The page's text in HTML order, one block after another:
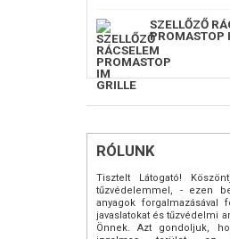
SZELLŐZŐ
PROMASTOP
RÓLUNK
Tisztelt Látogató!
tűzvédelemmel, - ezen
anyagok forgalmazásával
javaslatokat és tűzvédelmi
Önnek. Azt gondoljuk,